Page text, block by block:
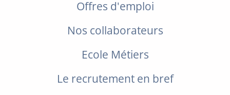
Offres d'emploi
Nos collaborateurs
Ecole Métiers
Le recrutement en bref